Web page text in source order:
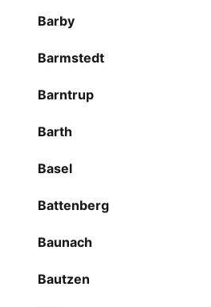
Barby
Barmstedt
Barntrup
Barth
Basel
Battenberg
Baunach
Bautzen